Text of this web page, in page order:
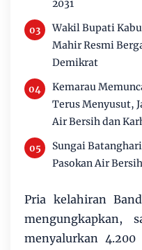
2031
Wakil Bupati
Mahir Resmi
Demikrat
Kemarau
Terus Menyusut,
Air Bersih dan
Sungai
Pasokan Air
Pria kelahiran
menyalurkan